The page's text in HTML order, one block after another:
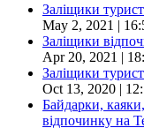
Заліщики
May 2, 2021 |
Заліщики
Apr 20, 2021 |
Заліщики
Oct 13, 2020 |
Байдарки,
відпочинку на